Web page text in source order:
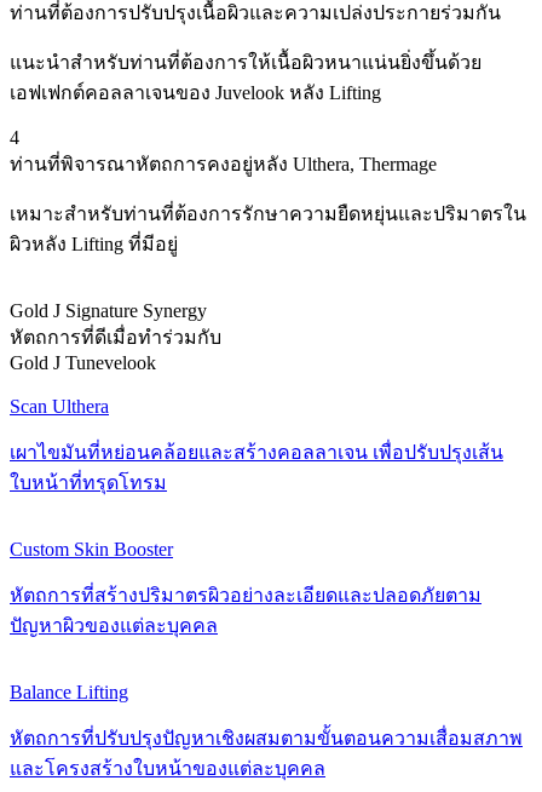
ท่านที่ต้องการปรับปรุงเนื้อผิวและความเปล่งประกายร่วมกัน
แนะนำสำหรับท่านที่ต้องการให้เนื้อผิวหนาแน่นยิ่งขึ้นด้วย
เอฟเฟกต์คอลลาเจนของ Juvelook หลัง Lifting
4
ท่านที่พิจารณาหัตถการคงอยู่หลัง Ulthera, Thermage
เหมาะสำหรับท่านที่ต้องการรักษาความยืดหยุ่นและปริมาตรใน
ผิวหลัง Lifting ที่มีอยู่
Gold J Signature Synergy
หัตถการที่ดีเมื่อทำร่วมกับ
Gold J Tunevelook
Scan Ulthera
เผาไขมันที่หย่อนคล้อยและสร้างคอลลาเจน เพื่อปรับปรุงเส้น
ใบหน้าที่ทรุดโทรม
Custom Skin Booster
หัตถการที่สร้างปริมาตรผิวอย่างละเอียดและปลอดภัยตาม
ปัญหาผิวของแต่ละบุคคล
Balance Lifting
หัตถการที่ปรับปรุงปัญหาเชิงผสมตามขั้นตอนความเสื่อมสภาพ
และโครงสร้างใบหน้าของแต่ละบุคคล